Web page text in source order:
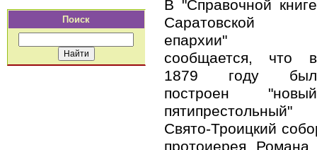
Поиск
В "Справочной книге
Саратовской
епархии"
сообщается, что в
1879 году был
построен "новый
пятипрестольный"
Свято-Троицкий
протоиерея